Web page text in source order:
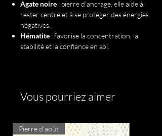
Agate noire : pierre d’ancrage, elle aide à
rester centré et à se protéger des énergies
négatives.
Hématite : favorise la concentration, la
stabilité et la confiance en soi.
Vous pourriez aimer
Pierre d'août